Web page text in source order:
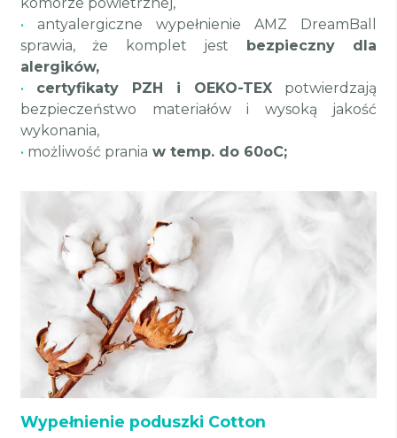
• antyalergiczne wypełnienie AMZ DreamBall
sprawia, że komplet jest bezpieczny dla
alergików,
•
certyfikaty PZH i OEKO-TEX potwierdzają
bezpieczeństwo materiałów i wysoką jakość
wykonania,
• możliwość prania w temp. do 60oC;
Wypełnienie poduszki Cotton